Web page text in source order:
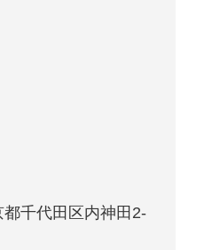
千代田区内神田2-